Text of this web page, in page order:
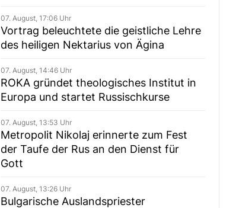
07. August, 17:06 Uhr
Vortrag beleuchtete die geistliche Lehre
des heiligen Nektarius von Ägina
07. August, 14:46 Uhr
ROKA gründet theologisches Institut in
Europa und startet Russischkurse
07. August, 13:53 Uhr
Metropolit Nikolaj erinnerte zum Fest
der Taufe der Rus an den Dienst für
Gott
07. August, 13:26 Uhr
Bulgarische Auslandspriester